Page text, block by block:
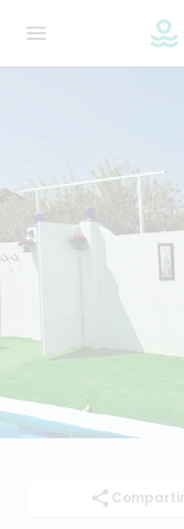
Compartir